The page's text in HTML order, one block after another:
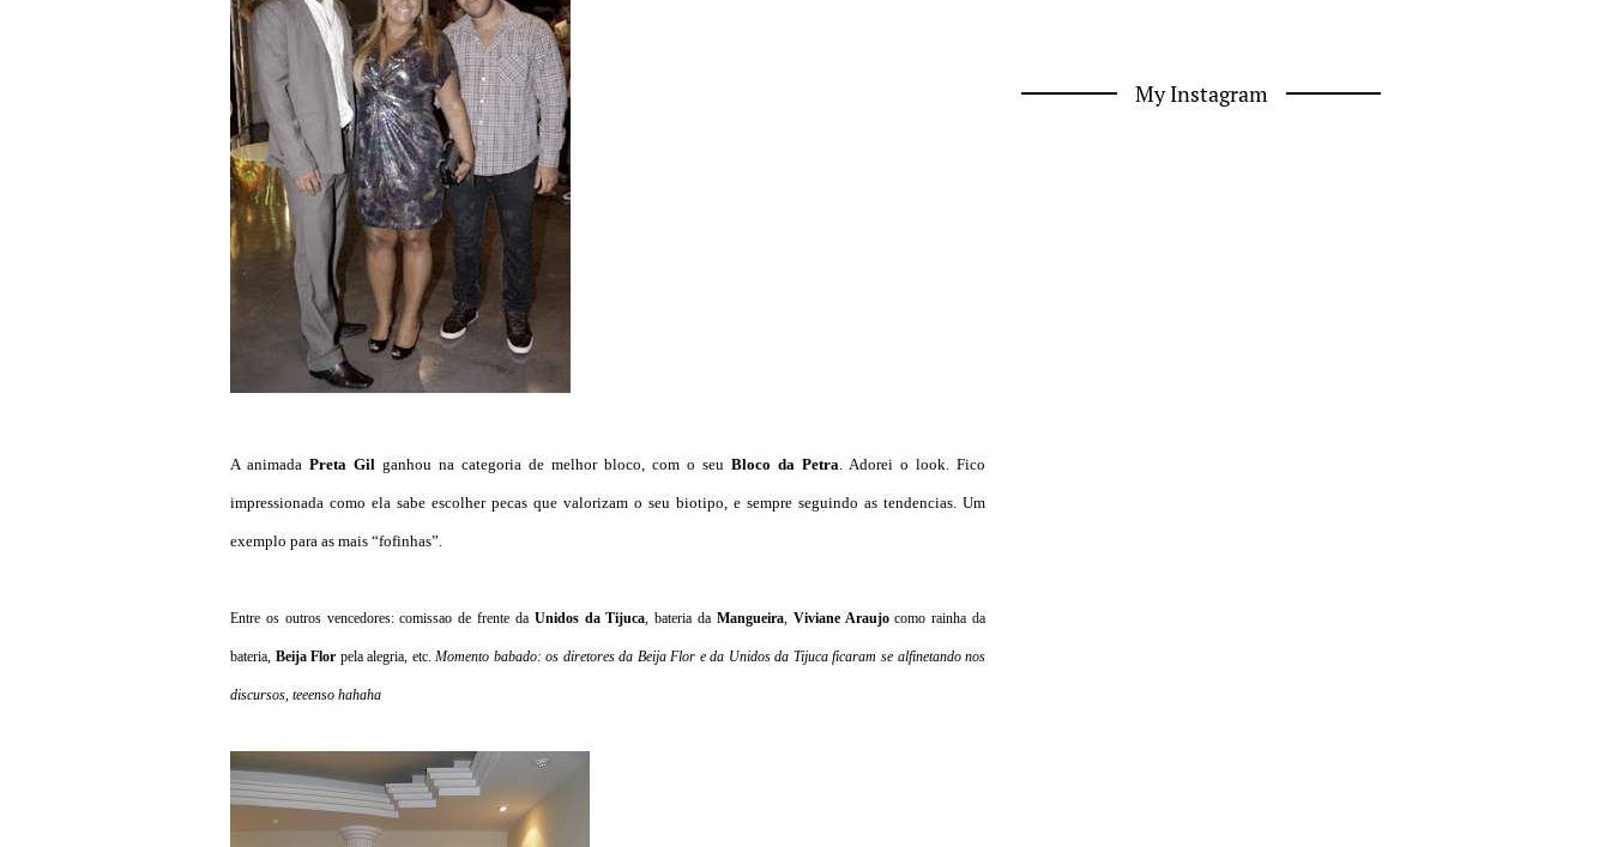
A animada Preta Gil ganhou na categoria de melhor bloco, com o seu Bloco da Petra. Adorei o look. Fico
impressionada como ela sabe escolher pecas que valorizam o seu biotipo, e sempre seguindo as tendencias. Um
exemplo para as mais “fofinhas”.
Entre os outros vencedores: comissao de frente da Unidos da Tijuca, bateria da Mangueira, Viviane Araujocomo rainha da
bateria, Beija Flor pela alegria, etc.Momento babado: os diretores da Beija Flor e da Unidos da Tijuca ficaram se alfinetando nos
discursos, teeenso hahaha
My Instagram